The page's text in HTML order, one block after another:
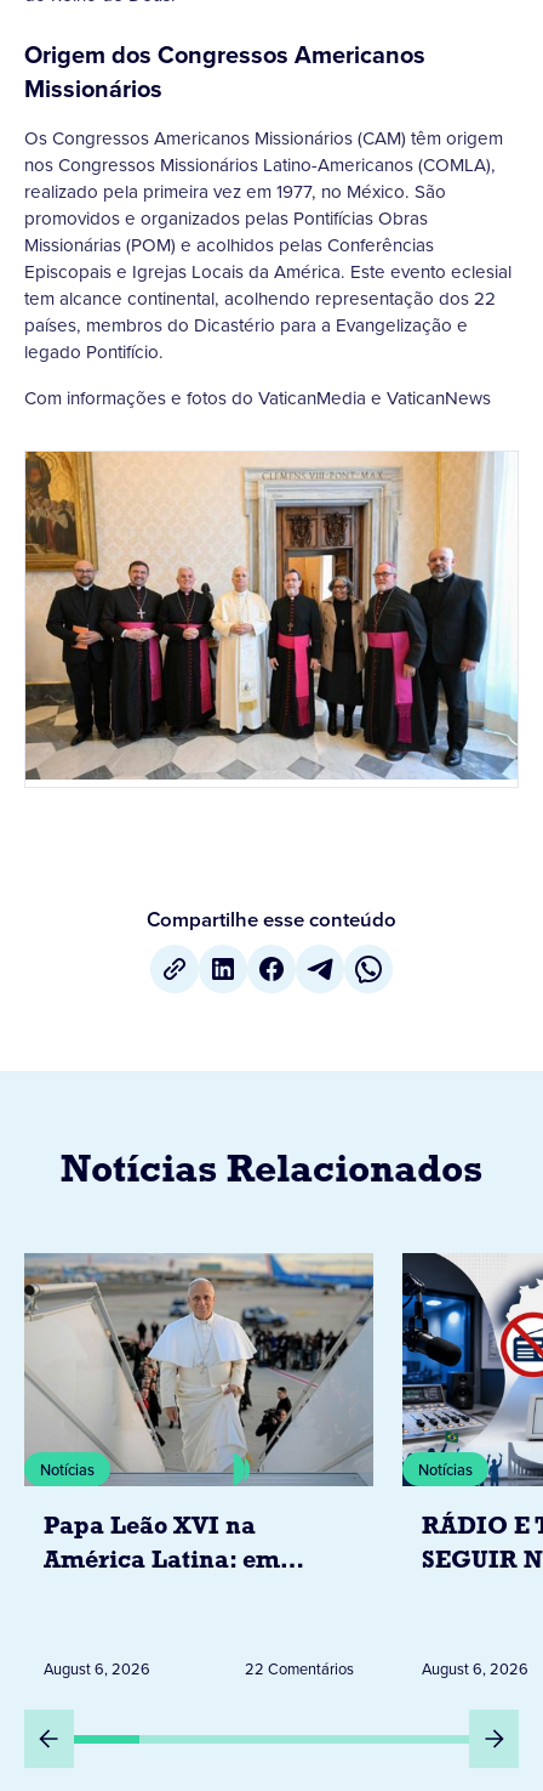
Origem dos Congressos Americanos
Missionários
Os Congressos Americanos Missionários (CAM) têm origem
nos Congressos Missionários Latino-Americanos (COMLA),
realizado pela primeira vez em 1977, no México. São
promovidos e organizados pelas Pontifícias Obras
Missionárias (POM) e acolhidos pelas Conferências
Episcopais e Igrejas Locais da América. Este evento eclesial
tem alcance continental, acolhendo representação dos 22
países, membros do Dicastério para a Evangelização e
legado Pontifício.
Com informações e fotos do VaticanMedia e VaticanNews
Compartilhe esse conteúdo
Notícias Relacionados
Notícias
Papa Leão XVI na
América Latina: em
Peru
August 6, 2026 22 Comentários
Notícias
RÁDIO E
SEGUIR
DESTA
August 6, 2026